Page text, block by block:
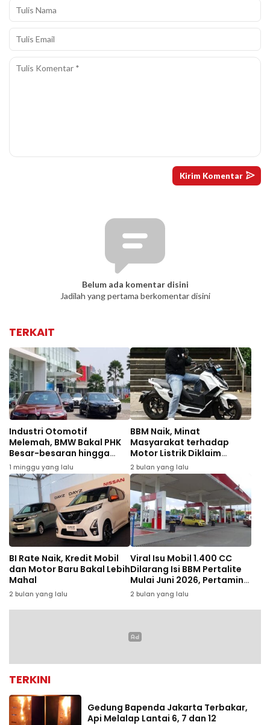
Belum ada komentar disini
Jadilah yang pertama berkomentar disini
TERKAIT
Industri Otomotif
Melemah, BMW Bakal PHK
Besar-besaran hingga
8.000 Karyawan
1 minggu yang lalu
BBM Naik, Minat
Masyarakat terhadap
Motor Listrik Diklaim
Meningkat Tajam
2 bulan yang lalu
BI Rate Naik, Kredit Mobil
dan Motor Baru Bakal Lebih
Mahal
2 bulan yang lalu
Viral Isu Mobil 1.400 CC
Dilarang Isi BBM Pertalite
Mulai Juni 2026, Pertamina
Buka Suara
2 bulan yang lalu
TERKINI
Gedung Bapenda Jakarta Terbakar,
Api Melalap Lantai 6, 7 dan 12